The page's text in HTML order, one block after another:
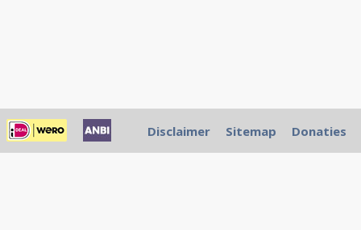
Disclaimer Sitemap Donaties